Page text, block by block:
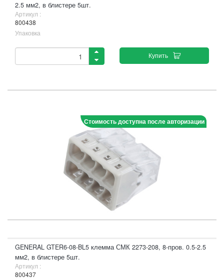
2.5 мм2, в блистере 5шт.
Артикул :
800438
Упаковка
Купить
Стоимость доступна после авторизации
GENERAL GTER6-08-BL5 клемма СМК 2273-208, 8-пров. 0.5-2.5
мм2, в блистере 5шт.
Артикул :
800437